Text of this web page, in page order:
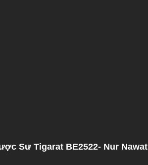
Sư Tigarat BE2522- Nur Nawat